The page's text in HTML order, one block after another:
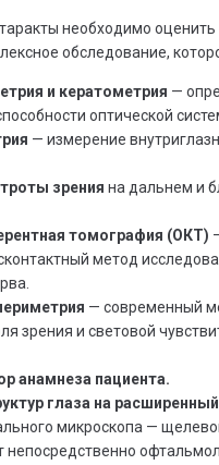
необходимо оценить
обследование,
и кератометрия —
оптической
— измерение
зрения на дальнем и
томография (ОКТ)
метод
— современный
зрения и световой
анамнеза пациента.
глаза на
микроскопа —
непосредственно